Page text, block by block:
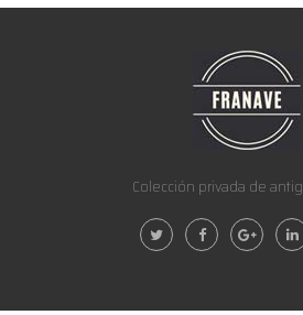
Colección privada de